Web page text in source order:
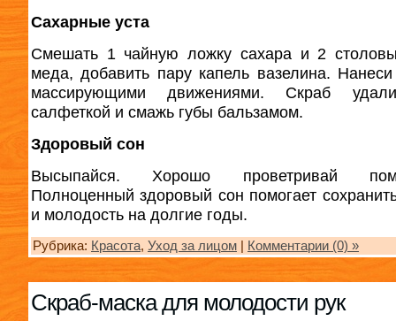
Сахарные уста
Смешать 1 чайную ложку сахара и 2
меда, добавить пару капель вазелина.
массирующими движениями. Скраб
салфеткой и смажь губы бальзамом.
Здоровый сон
Высыпайся. Хорошо проветривай
Полноценный здоровый сон помогает
и молодость на долгие годы.
Рубрика: Красота, Уход за лицом Комментарии (0) »
Скраб-маска для молодости рук